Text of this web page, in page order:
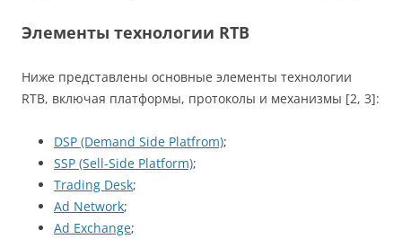
Элементы технологии RTB
Ниже представлены основные элементы технологии
RTB, включая платформы, протоколы и механизмы [2, 3]:
DSP (Demand Side Platfrom);
SSP (Sell-Side Platform);
Trading Desk;
Ad Network;
Ad Exchange;